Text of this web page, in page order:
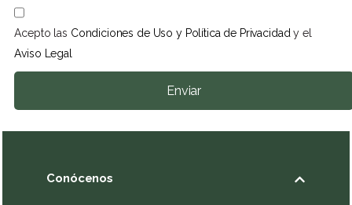
Acepto las Condiciones de Uso y Política de Privacidady el
Aviso Legal
Enviar
Conócenos